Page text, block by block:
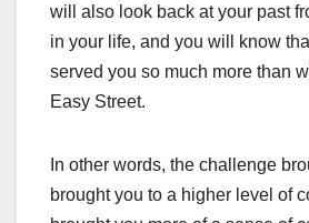
will also look back at your past
in your life, and you will know
served you so much more than
Easy Street.
In other words, the challenge
brought you to a higher level of